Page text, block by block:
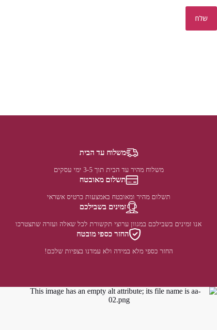
שלח
משלוח עד הבית
משלוח מהיר עד הבית תוך 3-5 ימי עסקים
תשלום מאובטח
תשלום מהיר ומאובטח באמצעות כרטיס אשראי
זמינים בשבילכם
אנו זמינים בשבילכם במגוון ערוצי תקשורת לכל שאלה ועזרה שתצטרכו
החזר כספי מובטח
החזר כספי מלא במידה ולא עמדנו בצפיות שלכם!